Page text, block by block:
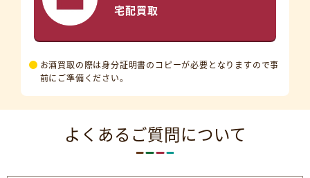
宅配買取
お酒買取の際は身分証明書のコピーが必要となりますので事
前にご準備ください。
よくあるご質問について